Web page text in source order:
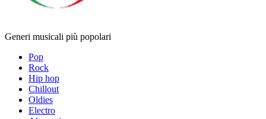
Generi musicali più popolari
Pop
Rock
Hip hop
Chillout
Oldies
Electro